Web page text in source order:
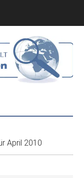
April 2010